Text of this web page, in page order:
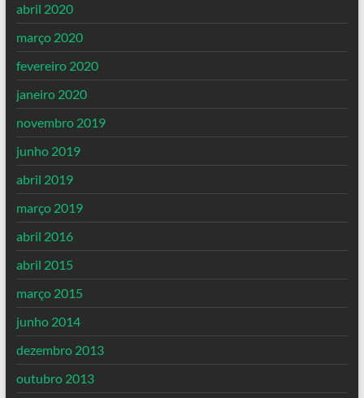
abril 2020
março 2020
fevereiro 2020
janeiro 2020
novembro 2019
junho 2019
abril 2019
março 2019
abril 2016
abril 2015
março 2015
junho 2014
dezembro 2013
outubro 2013